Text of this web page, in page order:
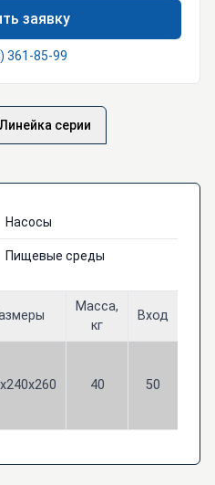
заявку
361-85-99
Линейка серии
Насосы
Пищевые среды
Масса,
кг
Вход
40 50